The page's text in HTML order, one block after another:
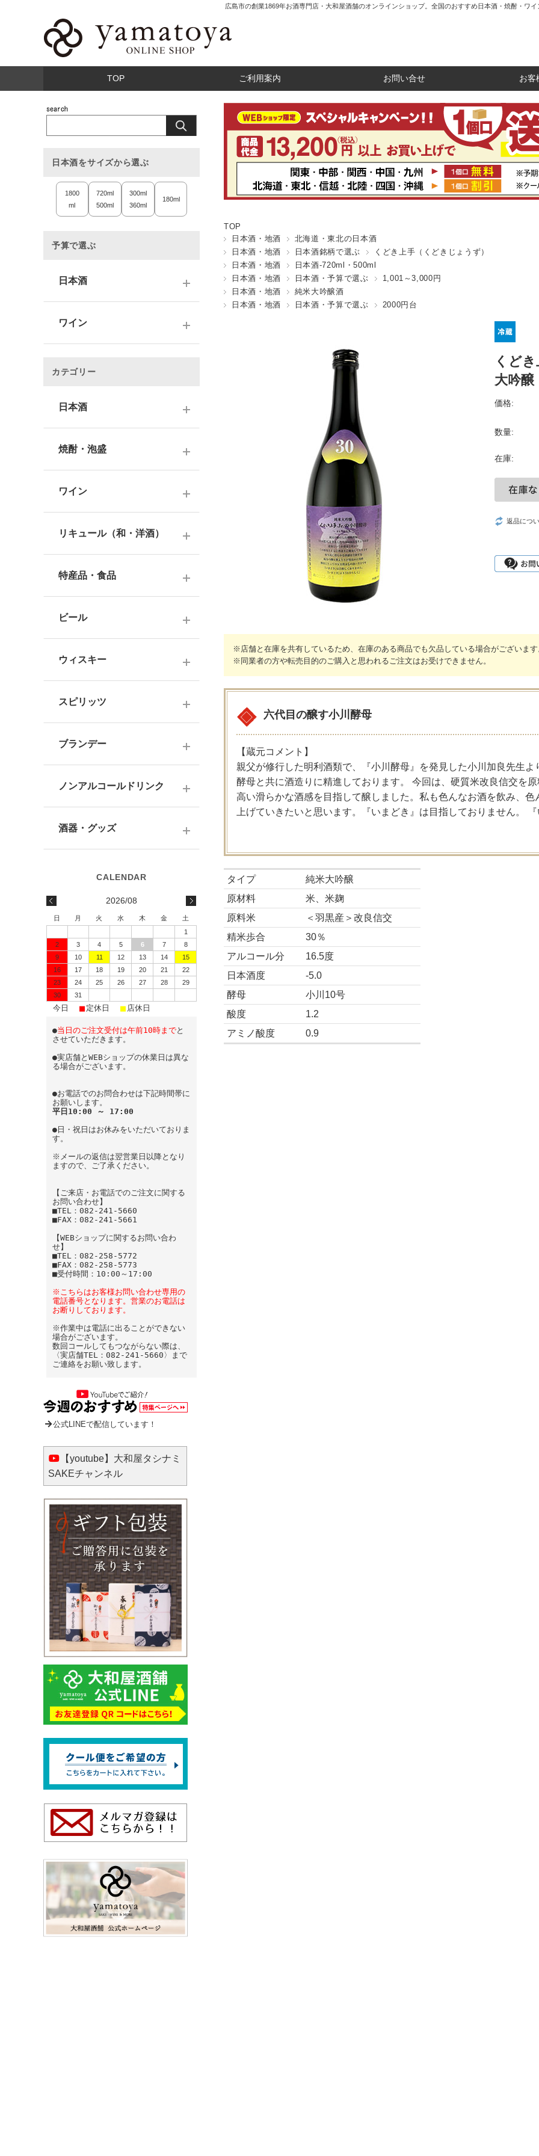
広島市の創業1869年お酒専門店・大和屋酒舗のオンラインショップ。全国のおすすめ日本酒・焼酎・ワイ
TOP ご利用案内 お問い合せ お客
TOP
日本酒・地酒
北海道・東北の日本酒
日本酒・地酒
日本酒銘柄で選ぶ
くどき上手（くどきじょうず）
日本酒・地酒
日本酒-720ml・500ml
日本酒・地酒
日本酒・予算で選ぶ
1,001～3,000円
日本酒・地酒
純米大吟醸酒
日本酒・地酒
日本酒・予算で選ぶ 2000円台
くど
大吟
価格:
数量:
在庫:
返品につ
※店舗と在庫を共有しているため、在庫のある商品でも欠品している場合がございます
※同業者の方や転売目的のご購入と思われるご注文はお受けできません。
六代目の醸す小川酵母
【蔵元コメント】
親父が修行した明利酒類で、『小川酵母』を発見した小川加良先生
酵母と共に酒造りに精進しております。 今回は、硬質米改良信交を
高い滑らかな酒感を目指して醸しました。私も色んなお酒を飲み、
上げていきたいと思います。『いまどき』は目指しておりません。
タイプ
純米大吟醸
原材料
米、米麹
原料米
＜羽黒産＞改良信交
精米歩合
30％
アルコール分
16.5度
日本酒度
-5.0
酵母
小川10号
酸度
1.2
アミノ酸度
0.9
日本酒をサイズから選ぶ
1800
ml
720ml
500ml
300ml
360ml
180ml
予算で選ぶ
日本酒
10,001円～
3000円台
4000円台
5000円台
ワイン
2,001～3,000円
3,001～5,000円
5,001～10,000円
カテゴリー
日本酒
大吟醸酒
純米吟醸酒
吟醸酒
普通酒
お燗酒
にごり酒・発泡・その他
中部・北陸の日本酒
九州の日本酒
日本酒-720ml・500ml
日本酒-300ml・360ml
日本酒-180ml
飲みきりサイズ
焼酎・泡盛
芋焼酎
麦焼酎
米焼酎
黒糖焼酎
ワイン
ドイツワイン
海外産ワイン
赤ワイン
シャンパーニュ
スパークリングワイン
オレンジワイン
リキュール（和・洋酒）
果実酒・その他
シリーズで選ぶ
特産品・食品
おつまみ
健康志向・免疫力アップ
調味料
ビール
ウィスキー
その他ウイスキー
国産洋酒
スピリッツ
ラム
テキーラ
ブランデー
ノンアルコールドリンク
酒器・グッズ
蔵元エコバッグ
2026/08
日 月 火 水 木 金
土
1
2
3 4 5 6 7
8
9
10 11 12 13 14
15
16
17 18 19 20 21
22
23
24 25 26 27 28
29
30
31
今日 ■ 定休日 ■ 店休日
●当日のご注文受付は午前10時までと
させていただきます。
●実店舗とWEBショップの休業日は異な
る場合がございます。
●お電話でのお問合わせは下記時間帯に
お願いします。
平日10:00 ～ 17:00
●日・祝日はお休みをいただいておりま
す。
※メールの返信は翌営業日以降となり
ますので、ご了承ください。
【ご来店・お電話でのご注文に関する
お問い合わせ】
■TEL：082-241-5660
■FAX：082-241-5661
【WEBショップに関するお問い合わ
せ】
■TEL：082-258-5772
■FAX：082-258-5773
■受付時間：10:00～17:00
※こちらはお客様お問い合わせ専用の
電話番号となります。営業のお電話は
お断りしております。
※作業中は電話に出ることができない
場合がございます。
数回コールしてもつながらない際は、
〈実店舗TEL：082-241-5660〉まで
ご連絡をお願い致します。
公式LINEで配信しています！
【youtube】大和屋タシナミ
SAKEチャンネル